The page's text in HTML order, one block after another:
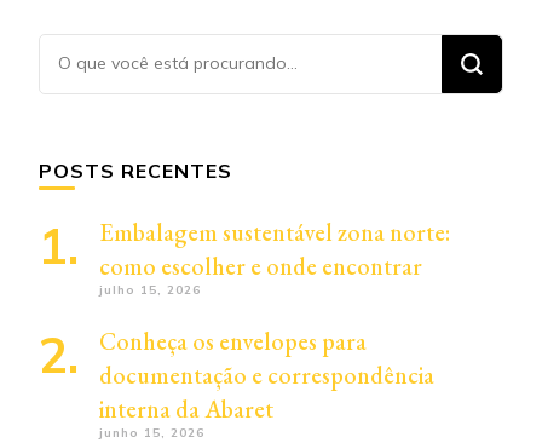
Procurando
algo?
POSTS RECENTES
Embalagem sustentável zona norte:
como escolher e onde encontrar
julho 15, 2026
Conheça os envelopes para
documentação e correspondência
interna da Abaret
junho 15, 2026